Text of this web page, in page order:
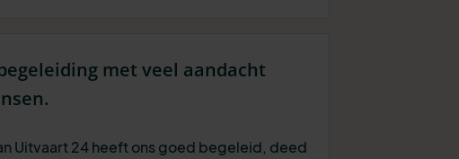
met veel aandacht
Uitvaart 24 heeft ons goed begeleid, deed